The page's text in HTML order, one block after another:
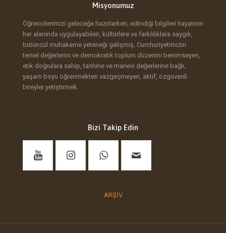
Misyonumuz
Öğrencilerimizi geleceğe hazırlarken; edindiği bilgileri hayatının
her alanında uygulayabilen, kültürlere ve farklılıklara saygılı,
bütüncül muhakeme yeteneği gelişmiş, Cumhuriyetimizin
temel değerlerini ve demokratik toplum düzenini benimseyen,
etik doğrulara sahip, tarihine ve manevi değerlerine bağlı,
yaşam boyu öğrenmekten vazgeçmeyen, aktif, özgüvenli
bireyler yetiştirmek.
Bizi Takip Edin
ARŞİV